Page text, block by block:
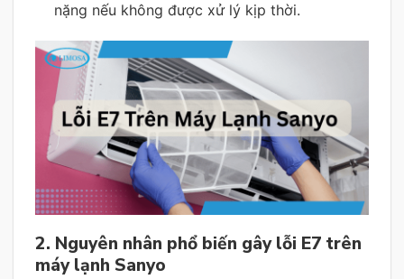
nặng nếu không được xử lý kịp thời.
2. Nguyên nhân phổ biến gây lỗi E7 trên
máy lạnh Sanyo